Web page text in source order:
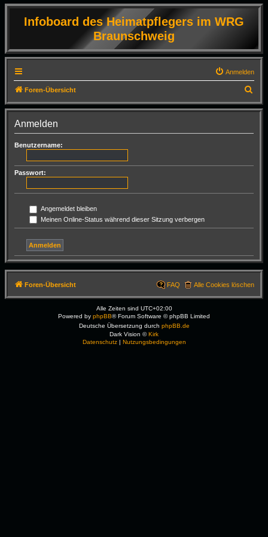
Infoboard des Heimatpflegers im WRG
Braunschweig
Anmelden
Foren-Übersicht
u
Anmelden
Benutzername:
Passwort:
Angemeldet bleiben
Meinen Online-Status während dieser Sitzung verbergen
Foren-Übersicht Alle Cookies löschen
FAQ
Alle Zeiten sind UTC+02:00
Powered by phpBB® Forum Software © phpBB Limited
Deutsche Übersetzung durch phpBB.de
Dark Vision ©Kirk
Datenschutz| Nutzungsbedingungen